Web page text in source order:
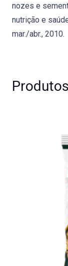
nozes e
nutrição e
mar./abr., 2010.